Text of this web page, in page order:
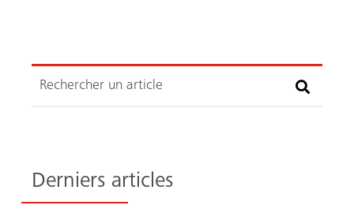
Recherche
Derniers articles